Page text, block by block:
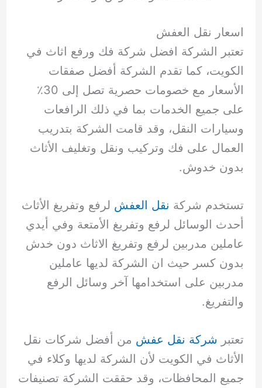
اسعار نقل العفش
تعتبر الشركة افضل شركة فك ورفع اثاث في
الكويت، كما تقدم الشركة أفضل صفقات
الأسعار مع خصومات حصرية تصل إلى 30٪
على جميع الخدمات بما في ذلك الرافعات
وسيارات النقل، وقد قامت الشركة بتدريب
العمال على فك وتركيب ونقل وتغليف الأثاث
بدون خدوش.
تستخدم شركة نقل العفش لرفع وتفريغ الأثاث
أحدث الوسائل لرفع وتفريغ الأمتعة وفي أيدي
عاملين مدربين لرفع وتفريغ الاثاث دون خدش
بدون كسر حيث ان الشركة لديها عاملين
مدربين على استخدامها آخر وسائل الرفع
والتفريغ.
تعتبر شركة نقل عفش من أفضل شركات نقل
الأثاث في الكويت لأن الشركة لديها وكلاء في
جميع المحافظات، وقد حققت الشركة تصنيفات